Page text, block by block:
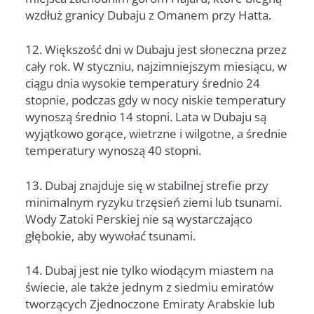
wzdłuż granicy Dubaju z Omanem przy Hatta.
12. Większość dni w Dubaju jest słoneczna przez
cały rok. W styczniu, najzimniejszym miesiącu, w
ciągu dnia wysokie temperatury średnio 24
stopnie, podczas gdy w nocy niskie temperatury
wynoszą średnio 14 stopni. Lata w Dubaju są
wyjątkowo gorące, wietrzne i wilgotne, a średnie
temperatury wynoszą 40 stopni.
13. Dubaj znajduje się w stabilnej strefie przy
minimalnym ryzyku trzęsień ziemi lub tsunami.
Wody Zatoki Perskiej nie są wystarczająco
głębokie, aby wywołać tsunami.
14. Dubaj jest nie tylko wiodącym miastem na
świecie, ale także jednym z siedmiu emiratów
tworzących Zjednoczone Emiraty Arabskie lub